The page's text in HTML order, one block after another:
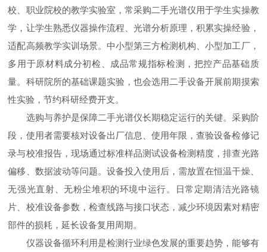
校、职业院校的教学实验室，常采购二手光谱仪用于学生实操教
学，让学生熟悉仪器操作流程、光谱分析原理，积累实操经验，
适配高频教学实训场景。中小型第三方检测机构、小型加工厂，
多用于原材料成分初检、成品常规指标检测，把控产品基础质
量。科研院所的基础课题实验，也会选用二手设备开展前期摸索
性实验，节约科研经费开支。
选购与养护是保障二手光谱仪长期稳定运行的关键。采购阶
段，使用者需要核对设备出厂信息、使用年限，查验设备检修记
录与校准报告，现场通过标准样品测试设备检测精度，排查光路
偏移、数据波动等问题。设备投入使用后，需放置在恒温干燥、
无强光直射、无粉尘堆积的环境中运行。日常定期清洁光路镜
片、校准设备参数，检查线路与接口状态，减少环境因素对精密
部件的损耗，延长设备复用周期。
仪器设备循环利用是检测行业绿色发展的重要趋势，能够有